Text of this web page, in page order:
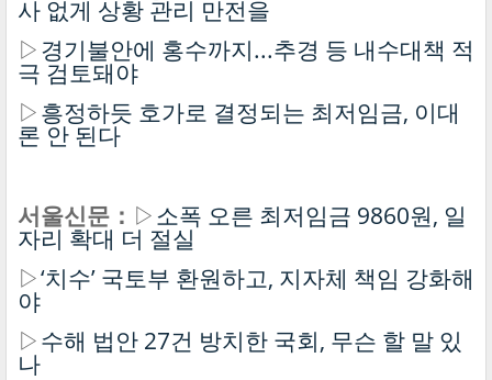
사 없게 상황 관리 만전을
▷경기불안에 홍수까지...추경 등 내수대책 적
극 검토돼야
▷흥정하듯 호가로 결정되는 최저임금, 이대
론 안 된다
서울신문： ▷소폭 오른 최저임금 9860원, 일
자리 확대 더 절실
▷‘치수’ 국토부 환원하고, 지자체 책임 강화해
야
▷수해 법안 27건 방치한 국회, 무슨 할 말 있
나